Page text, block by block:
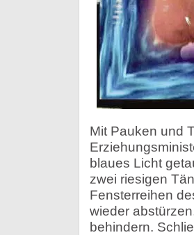
Mit Pauken und
blaues Licht
zwei riesigen
Fensterreihen
wieder
behindern.